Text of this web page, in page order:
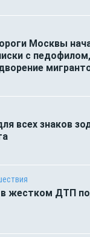
Москвы
с
всех знаков
жестком ДТП